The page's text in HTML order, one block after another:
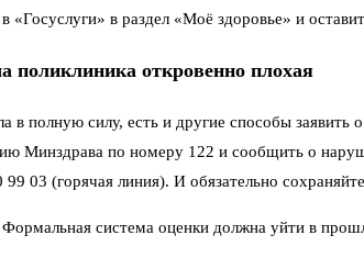
«Госуслуги» в раздел «Моё здоровье» и
поликлиника откровенно плохая
в полную силу, есть и другие способы
Минздрава по номеру 122 и сообщить о
03 (горячая линия). И обязательно
система оценки должна уйти в